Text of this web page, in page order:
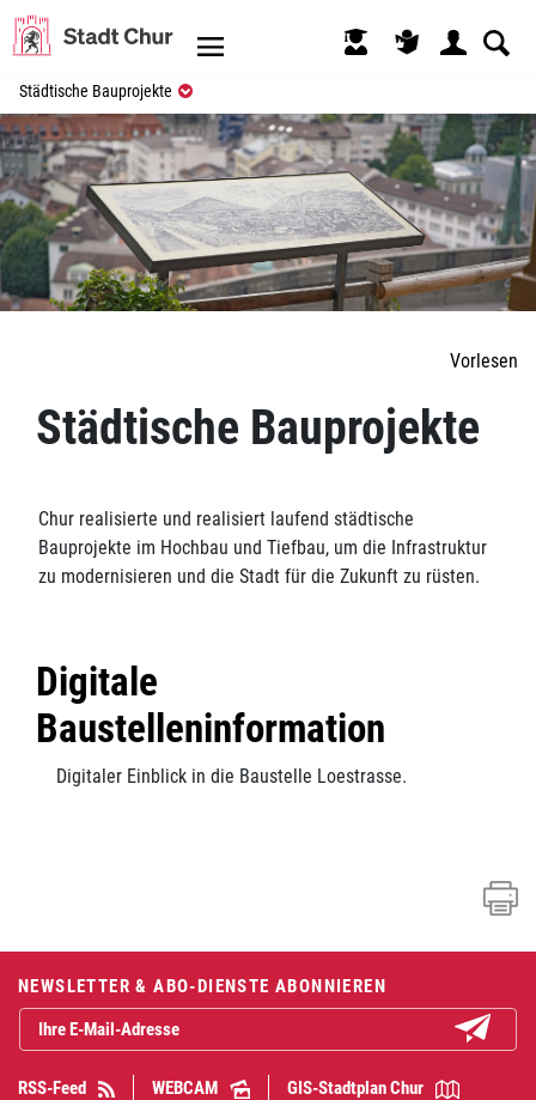
Kopfzeile
Städtische Bauprojekte (ausgewählt)
Vorlesen
Städtische Bauprojekte
Chur realisierte und realisiert laufend städtische
Bauprojekte im Hochbau und Tiefbau, um die Infrastruktur
zu modernisieren und die Stadt für die Zukunft zu rüsten.
Digitale
Baustelleninformation
Digitaler Einblick in die Baustelle Loestrasse.
Fusszeile
NEWSLETTER & ABO-DIENSTE ABONNIEREN
RSS-Feed WEBCAM GIS-Stadtplan Chur